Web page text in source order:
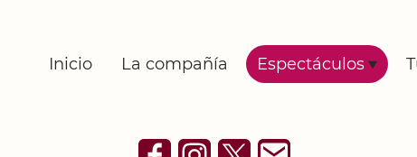
Inicio La compañía Espectáculos